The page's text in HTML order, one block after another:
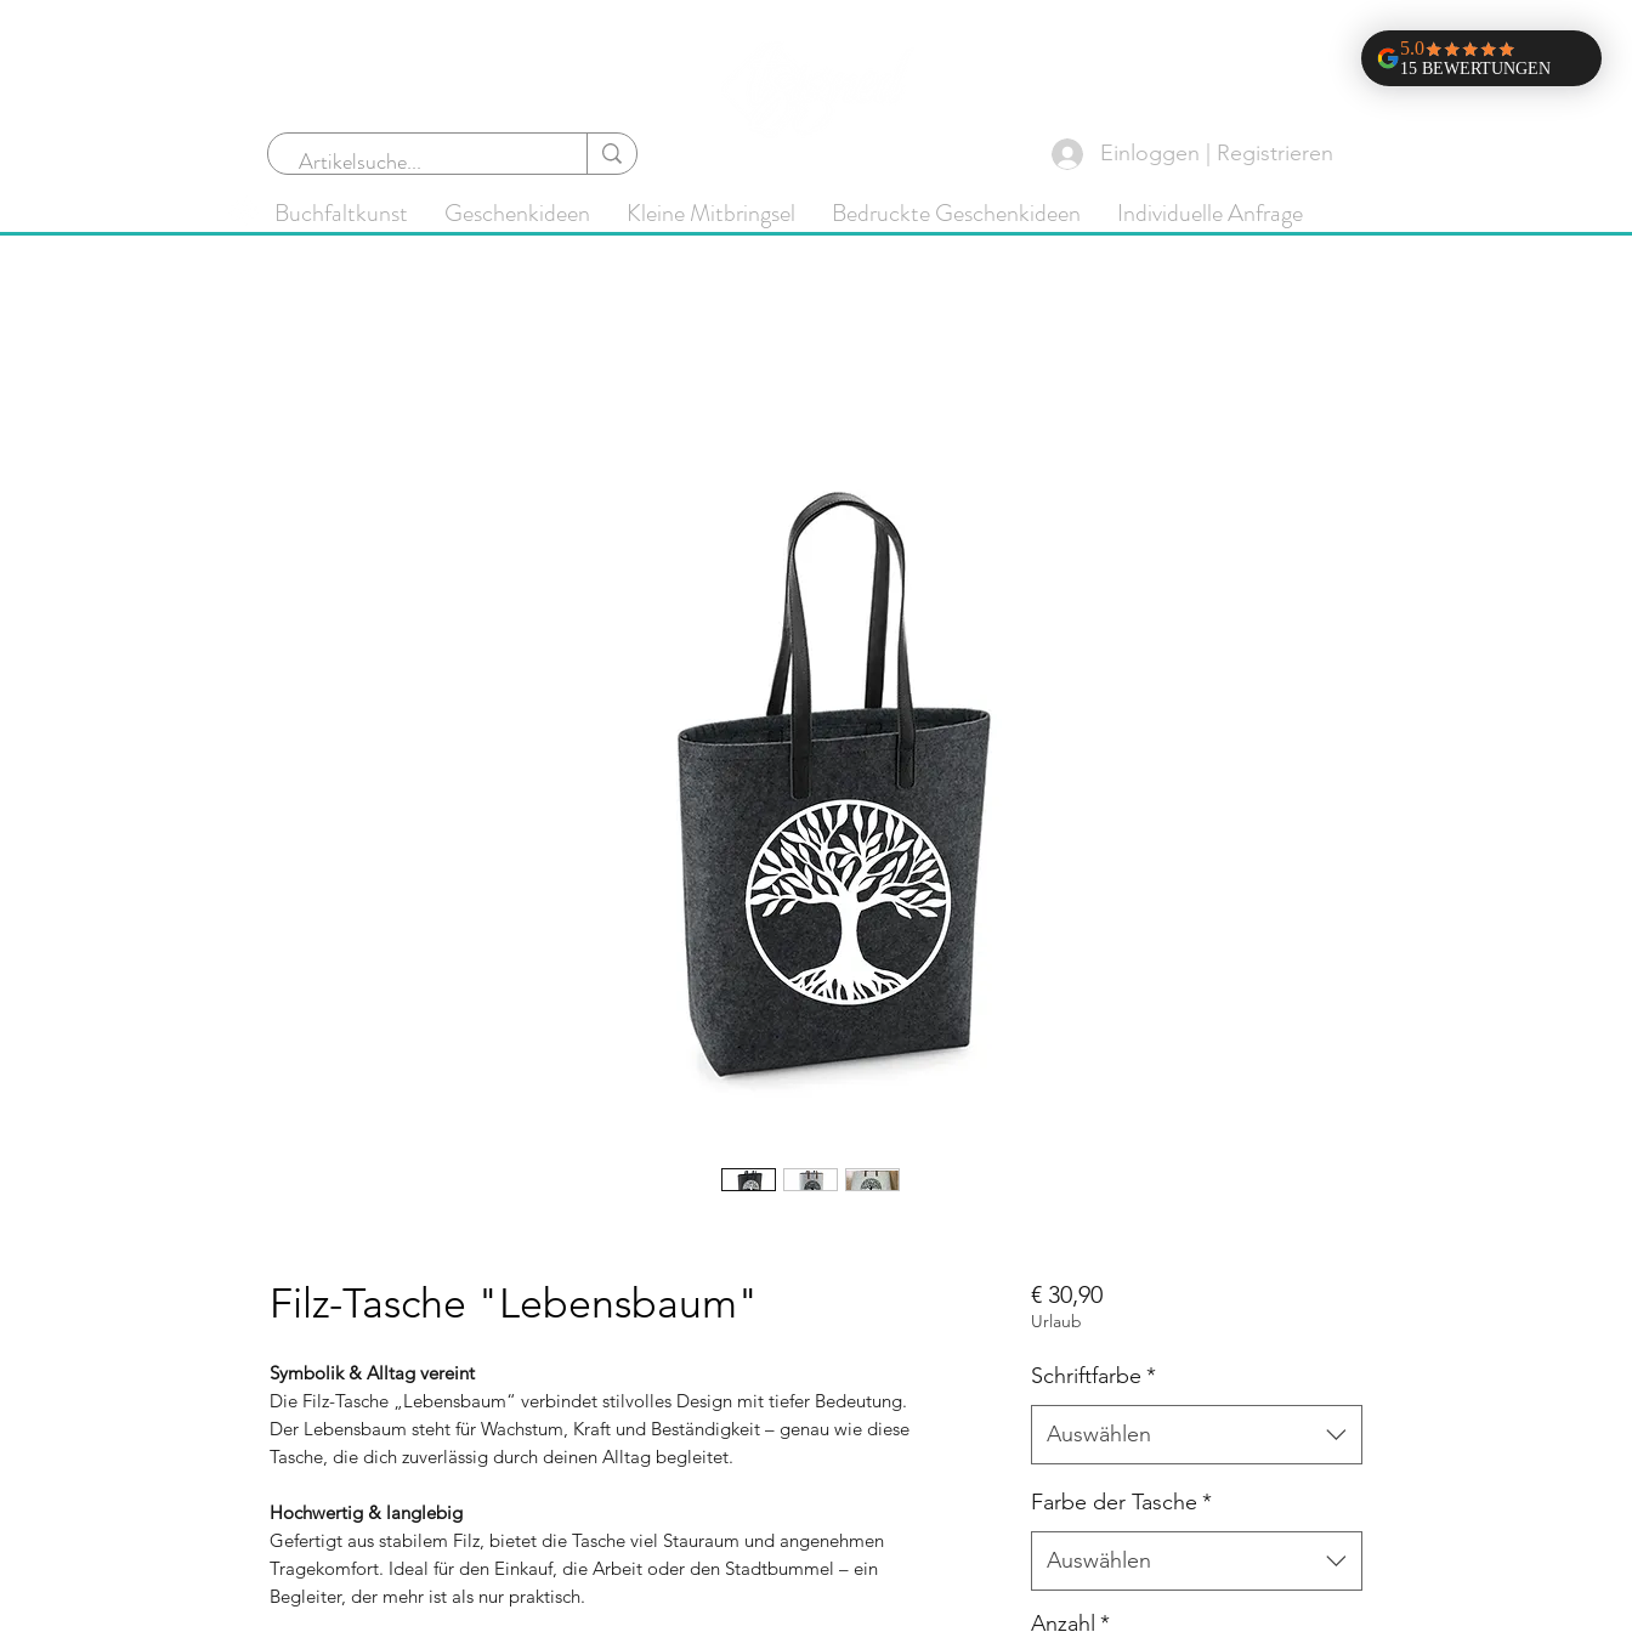
Einloggen | Registrieren
Buchfaltkunst Geschenkideen Kleine Mitbringsel Bedruckte Geschenkideen Individuelle Anfrage
Filz-Tasche "Lebensbaum"
Symbolik & Alltag vereint
Die Filz-Tasche „Lebensbaum“ verbindet stilvolles Design mit tiefer Bedeutung.
Der Lebensbaum steht für Wachstum, Kraft und Beständigkeit – genau wie diese
Tasche, die dich zuverlässig durch deinen Alltag begleitet.
Hochwertig & langlebig
Gefertigt aus stabilem Filz, bietet die Tasche viel Stauraum und angenehmen
Tragekomfort. Ideal für den Einkauf, die Arbeit oder den Stadtbummel – ein
Begleiter, der mehr ist als nur praktisch.
€ 30,90Preis
Urlaub
Schriftfarbe *
Auswählen
Farbe der Tasche *
Auswählen
Anzahl *